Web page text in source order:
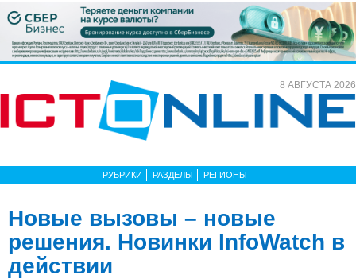
8 АВГУСТА 2026
РУБРИКИ РАЗДЕЛЫ РЕГИОНЫ
Новые вызовы – новые
решения. Новинки InfoWatch в
действии